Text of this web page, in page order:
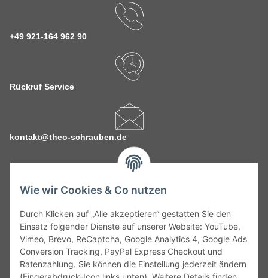
Wie wir Cookies & Co nutzen
Durch Klicken auf „Alle akzeptieren“ gestatten Sie den
Einsatz folgender Dienste auf unserer Website: YouTube,
Vimeo, Brevo, ReCaptcha, Google Analytics 4, Google Ads
Conversion Tracking, PayPal Express Checkout und
Ratenzahlung. Sie können die Einstellung jederzeit ändern
+49 921-164 962 90
Rückruf Service
kontakt@theo-schrauben.de
Service
Gesetzliche Informationen